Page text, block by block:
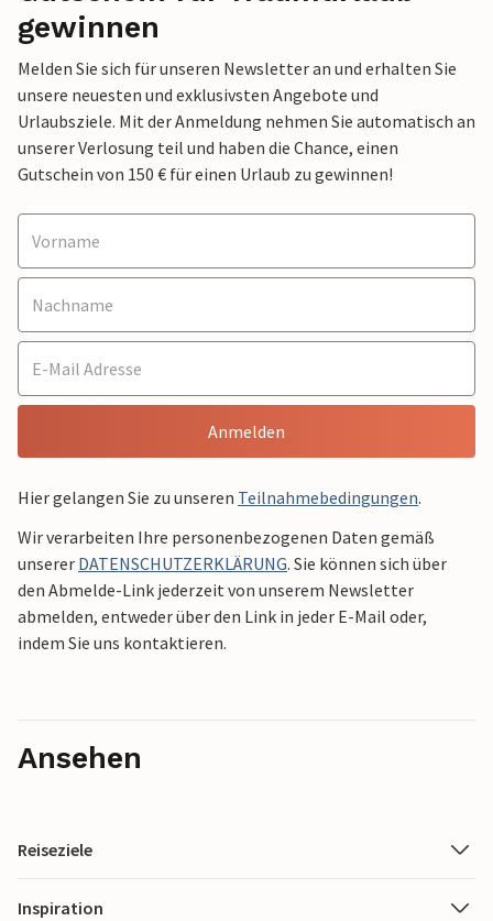
gewinnen
Melden Sie sich für unseren Newsletter an und erhalten Sie
unsere neuesten und exklusivsten Angebote und
Urlaubsziele. Mit der Anmeldung nehmen Sie automatisch an
unserer Verlosung teil und haben die Chance, einen
Gutschein von 150 € für einen Urlaub zu gewinnen!
Anmelden
Hier gelangen Sie zu unseren Teilnahmebedingungen.
Wir verarbeiten Ihre personenbezogenen Daten gemäß
unserer DATENSCHUTZERKLÄRUNG. Sie können sich über
den Abmelde-Link jederzeit von unserem Newsletter
abmelden, entweder über den Link in jeder E-Mail oder,
indem Sie uns kontaktieren.
Ansehen
Reiseziele
Inspiration